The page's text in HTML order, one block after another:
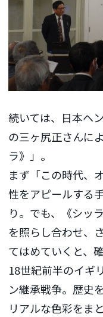
続いては、日本ヘ
の三ヶ尻正さんに
ラ》」。
まず「この時代、
性をアピールする
り。でも、《シッ
を照らし合わせ、
てはめていくと、
18世紀前半のイギ
ン継承戦争。歴史
リアルな色彩をま